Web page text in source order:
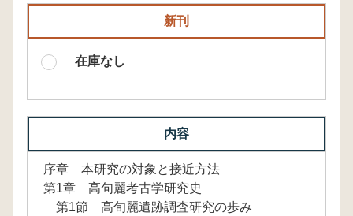
新刊
在庫なし
内容
序章 本研究の対象と接近方法
第1章 高句麗考古学研究史
第1節 高旬麗遺跡調査研究の歩み